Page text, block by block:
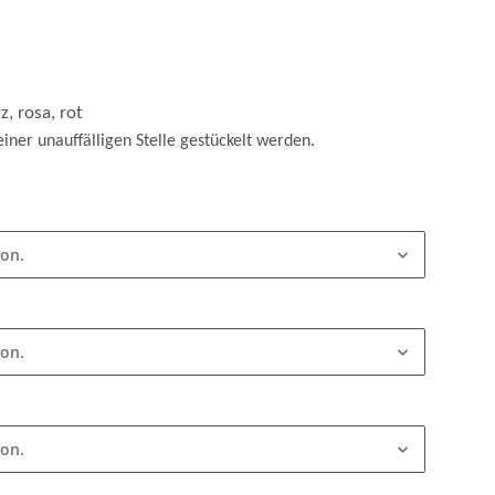
rosa, rot
unauffälligen Stelle gestückelt werden.